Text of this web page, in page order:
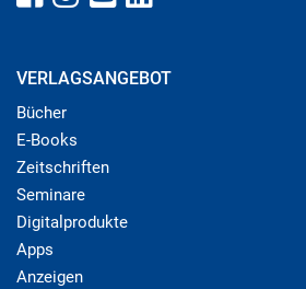
VERLAGSANGEBOT
Bücher
E-Books
Zeitschriften
Seminare
Digitalprodukte
Apps
Anzeigen